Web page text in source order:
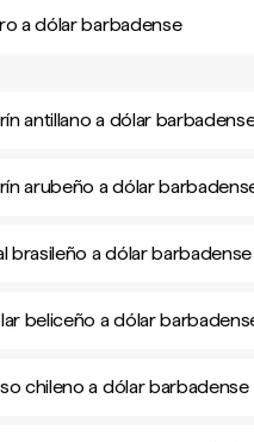
a dólar barbadense
antillano a dólar
arubeño a dólar
brasileño a dólar barbadense
beliceño a dólar
chileno a dólar barbadense